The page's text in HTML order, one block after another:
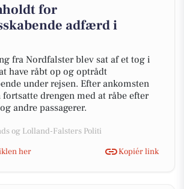
for
adfærd i
fra Nordfalster blev sat af et tog i
have råbt op og optrådt
under rejsen. Efter ankomsten
drengen med at råbe efter
andre passagerer.
og Lolland-Falsters Politi
her
Kopiér link